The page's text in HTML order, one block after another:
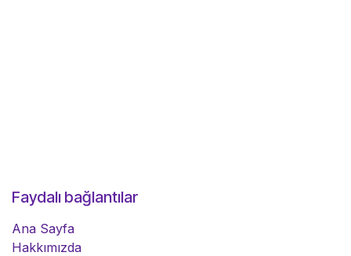
Faydalı bağlantılar
Ana Sayfa
Hakkımızda